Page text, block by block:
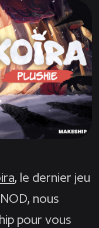
, le dernier jeu
nous
pour vous